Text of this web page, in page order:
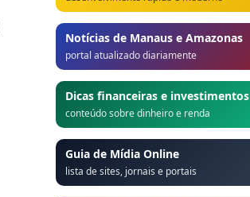
Notícias de Manaus e Amazonas
portal atualizado diariamente
Dicas financeiras e investimentos
conteúdo sobre dinheiro e renda
Guia de Mídia Online
lista de sites, jornais e portais